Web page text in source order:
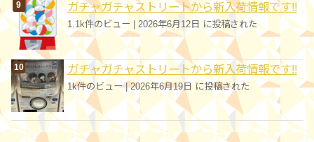
ガチャガチャストリートから新入荷情報です!!
1.1k件のビュー 2026年6月12日 に投稿された
ガチャガチャストリートから新入荷情報です!!
1k件のビュー|2026年6月19日 に投稿された